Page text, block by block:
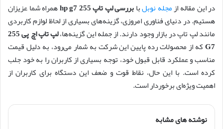
در این مقاله ازمجله نوبلبابررسی لپ تاپ hp g7 255
همراه شما عزیزان
هستیم. در دنیای فناوری امروزی، گزینه‌های بسیاری از لحاظ لوازم کاربردی
مانند لپ تاپ در بازار وجود دارند. از جمله این گزینه‌ها،
لپ تاپ اچ پی 255
G7که از محصولات رده پایین این شرکت به شمار می‌رود، به دلیل قیمت
مناسب و عملکرد قابل قبول خود، توجه بسیاری از کاربران را به خود جلب
کرده است. با این حال، نقاط قوت و ضعف این دستگاه برای کاربران از
اهمیت ویژه‌ای برخوردار است.
نوشته های مشابه